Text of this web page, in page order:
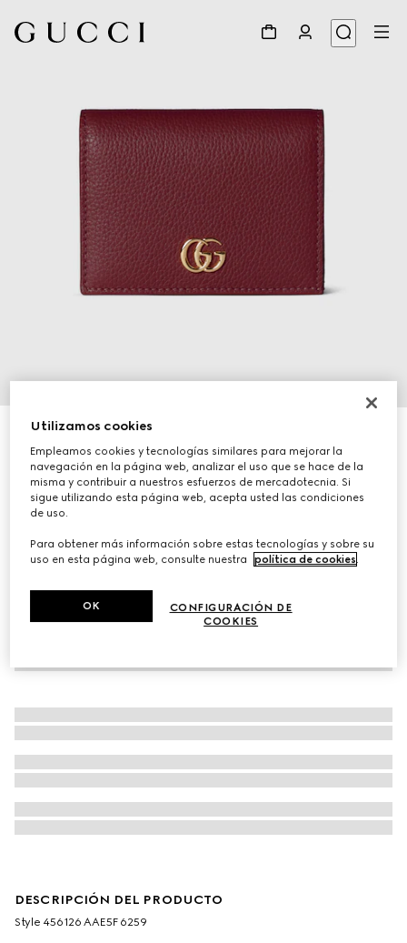
Cartera pequeña GG Marmont bicolor
MXN 11,000
VariacionesPiel rojo Rosso Ancora y rosa
DESCRIPCIÓN DEL PRODUCTO
Style ‎456126 AAE5F 6259
Utilizamos cookies
Empleamos cookies y tecnologías similares para mejorar la
navegación en la página web, analizar el uso que se hace de la
misma y contribuir a nuestros esfuerzos de mercadotecnia. Si
sigue utilizando esta página web, acepta usted las condiciones
de uso.
Para obtener más información sobre estas tecnologías y sobre su
uso en esta página web, consulte nuestra
política de cookies.
CONFIGURACIÓN DE
COOKIES
OK